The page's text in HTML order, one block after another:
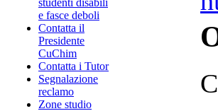
studenti disabili
e fasce deboli
Contatta il
Presidente
CuChim
Contatta i Tutor
Segnalazione
reclamo
Zone studio